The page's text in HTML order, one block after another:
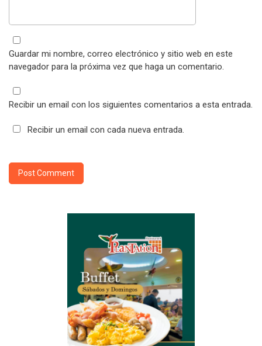
Guardar mi nombre, correo electrónico y sitio web en este
navegador para la próxima vez que haga un comentario.
Recibir un email con los siguientes comentarios a esta entrada.
Recibir un email con cada nueva entrada.